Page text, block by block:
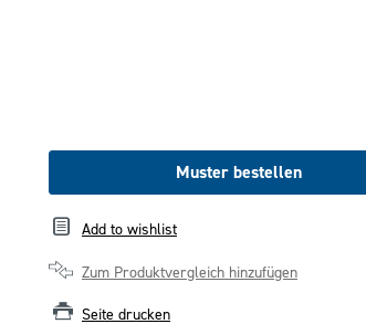
Muster bestellen
Add to wishlist
Zum Produktvergleich hinzufügen
Seite drucken